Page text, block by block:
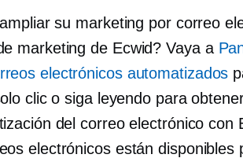
su marketing por correo
marketing de Ecwid? Vaya a
electrónicos automatizados
clic o siga leyendo para
del correo electrónico con
electrónicos están disponibles